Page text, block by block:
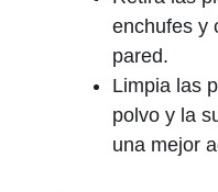
enchufes y
pared.
Limpia las
polvo y la
una mejor